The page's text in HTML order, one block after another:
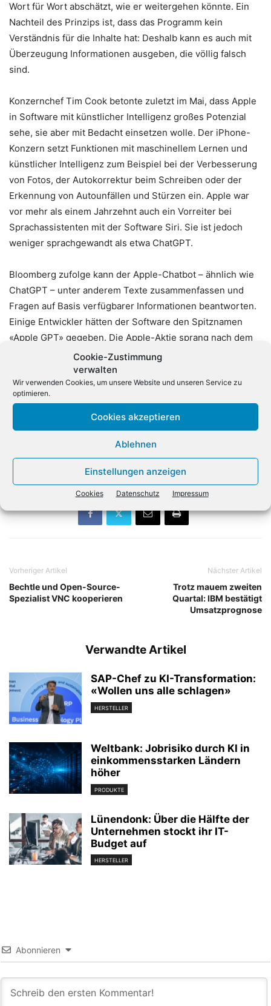
Cookie-Zustimmung
verwalten
Wir verwenden Cookies, um unsere Website und unseren Service zu
optimieren.
Cookies akzeptieren
Ablehnen
Einstellungen anzeigen
Cookies Datenschutz Impressum
Wort für Wort abschätzt, wie er weitergehen könnte. Ein
Nachteil des Prinzips ist, dass das Programm kein
Verständnis für die Inhalte hat: Deshalb kann es auch mit
Überzeugung Informationen ausgeben, die völlig falsch
sind.
Konzernchef Tim Cook betonte zuletzt im Mai, dass Apple
in Software mit künstlicher Intelligenz großes Potenzial
sehe, sie aber mit Bedacht einsetzen wolle. Der iPhone-
Konzern setzt Funktionen mit maschinellem Lernen und
künstlicher Intelligenz zum Beispiel bei der Verbesserung
von Fotos, der Autokorrektur beim Schreiben oder der
Erkennung von Autounfällen und Stürzen ein. Apple war
vor mehr als einem Jahrzehnt auch ein Vorreiter bei
Sprachassistenten mit der Software Siri. Sie ist jedoch
weniger sprachgewandt als etwa ChatGPT.
Bloomberg zufolge kann der Apple-Chatbot – ähnlich wie
ChatGPT – unter anderem Texte zusammenfassen und
Fragen auf Basis verfügbarer Informationen beantworten.
Einige Entwickler hätten der Software den Spitznamen
«Apple GPT» gegeben. Die Apple-Aktie sprang nach dem
Bloomberg-Bericht zunächst um etwa zwei Prozent hoch.
Später flaute das Plus auf rund 0,5 Prozent ab.
Auch andere Tech-Schwergewichte wie Google und der
Facebook-Konzern Meta entwickelten eigene
Technologien für KI-Chatbots. Microsoft ging einen
milliardenschweren Pakt mit der ChatGPT-Entwicklerfirma
OpenAI ein.
Vorheriger Artikel
Bechtle und Open-Source-
Spezialist VNC kooperieren
Nächster Artikel
Trotz mauem zweiten
Quartal: IBM bestätigt
Umsatzprognose
Verwandte Artikel
SAP-Chef zu KI-Transformation:
«Wollen uns alle schlagen»
HERSTELLER
Weltbank: Jobrisiko durch KI in
einkommensstarken Ländern
höher
PRODUKTE
Lünendonk: Über die Hälfte der
Unternehmen stockt ihr IT-
Budget auf
HERSTELLER
Abonnieren